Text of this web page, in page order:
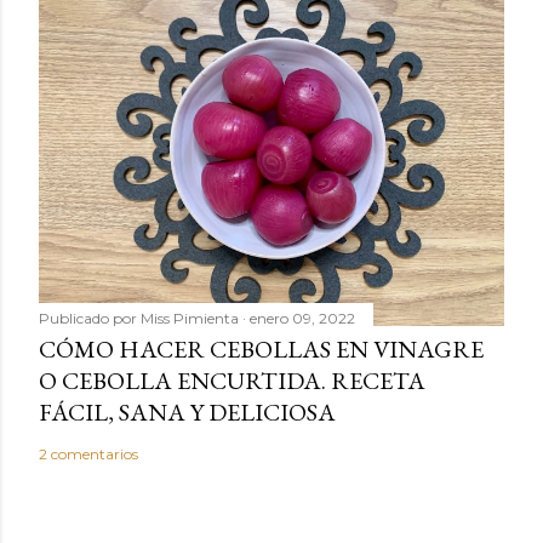
Publicado por Miss Pimienta enero 09, 2022
CÓMO HACER CEBOLLAS EN VINAGRE
O CEBOLLA ENCURTIDA. RECETA
FÁCIL, SANA Y DELICIOSA
2 comentarios